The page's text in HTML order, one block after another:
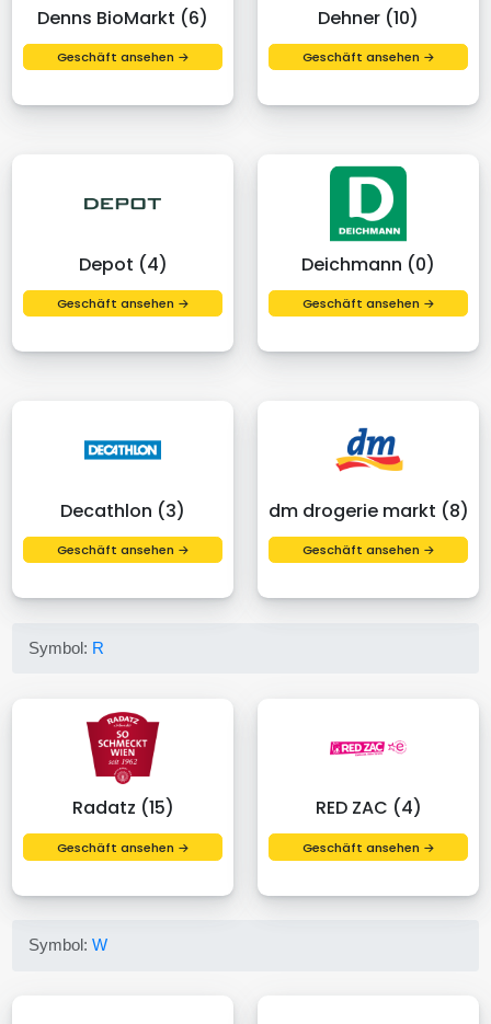
Denns BioMarkt (6)
Geschäft ansehen →
Dehner (10)
Geschäft ansehen →
Depot (4)
Geschäft ansehen →
Deichmann (0)
Geschäft ansehen →
Decathlon (3)
Geschäft ansehen →
dm drogerie markt (8)
Geschäft ansehen →
Symbol: R
Radatz (15)
Geschäft ansehen →
RED ZAC (4)
Geschäft ansehen →
Symbol:W